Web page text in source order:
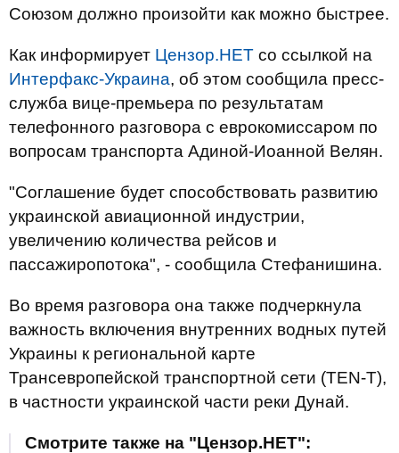
Союзом должно произойти как можно быстрее.
Как информирует Цензор.НЕТ со ссылкой на
Интерфакс-Украина, об этом сообщила пресс-
служба вице-премьера по результатам
телефонного разговора с еврокомиссаром по
вопросам транспорта Адиной-Иоанной Велян.
"Соглашение будет способствовать развитию
украинской авиационной индустрии,
увеличению количества рейсов и
пассажиропотока", - сообщила Стефанишина.
Во время разговора она также подчеркнула
важность включения внутренних водных путей
Украины к региональной карте
Трансевропейской транспортной сети (TEN-T),
в частности украинской части реки Дунай.
Смотрите также на "Цензор.НЕТ":